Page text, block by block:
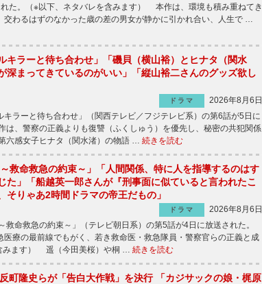
た。（※以下、ネタバレを含みます） 本作は、環境も積み重ねてき
交わるはずのなかった歳の差の男女が静かに引かれ合い、人生で …
キラーと待ち合わせ」「磯貝（横山裕）とヒナタ（関水
深まってきているのがいい」「縦山裕二さんのグッズ欲し
ドラマ
2026年8月6日
ラーと待ち合わせ」（関西テレビ／フジテレビ系）の第6話が5日に
、警察の正義よりも復讐（ふくしゅう）を優先し、秘密の共犯関係
六感女子ヒナタ（関水渚）の物語 … 続きを読む
～救命救急の約束～」「人間関係、特に人を指導するのはす
た」「船越英一郎さんが『刑事面に似ていると言われたこ
そりゃあ2時間ドラマの帝王だもの」
ドラマ
2026年8月6日
命救急の約束～」（テレビ朝日系）の第5話が4日に放送された。
療の最前線でもがく、若き救命医・救急隊員・警察官らの正義と成
みます） 遥（今田美桜）や桐 … 続きを読む
反町隆史らが「告白大作戦」を決行 「カジサックの娘・梶原